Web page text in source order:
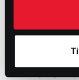
Synoflex tilbyr flere
behov. Her er noen